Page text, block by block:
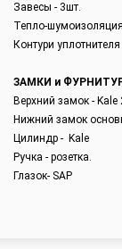
Завесы - 3шт.
Тепло-
Контури
ЗАМКИ и
Верхний замок - Kale
Нижний замок
Цилиндр - Kale
Ручка - розетка.
Глазок- SAP